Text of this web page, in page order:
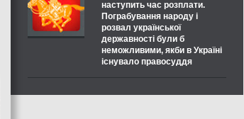
наступить час розплати.
Пограбування народу і
розвал української
державності були б
неможливими, якби в Україні
існувало правосуддя